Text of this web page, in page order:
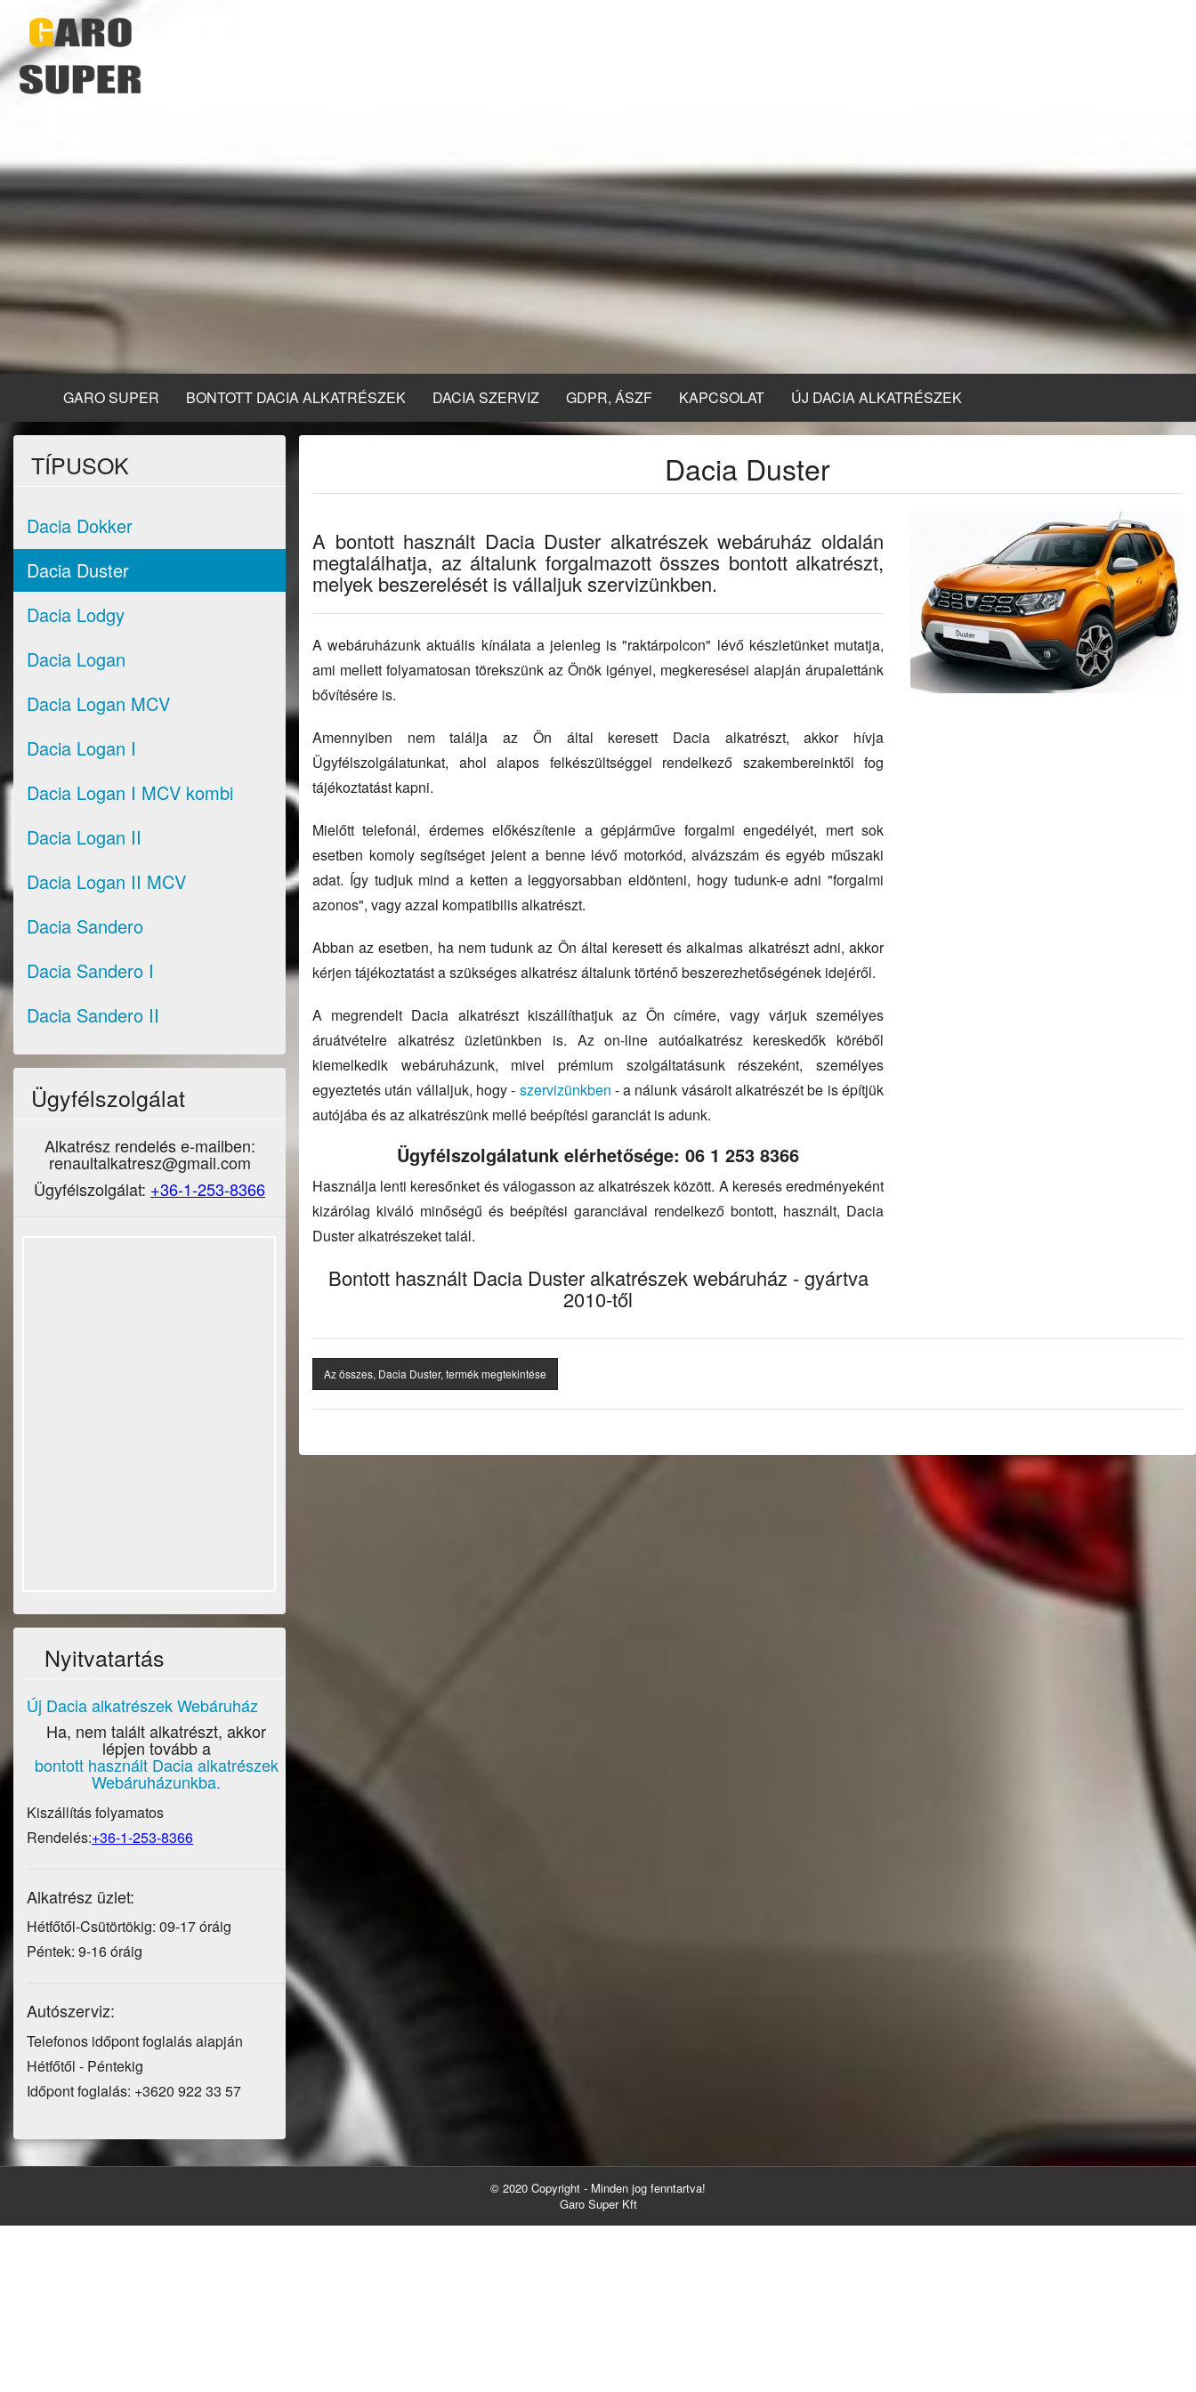
GARO SUPER BONTOTT DACIA ALKATRÉSZEK DACIA SZERVIZ GDPR, ÁSZF KAPCSOLAT ÚJ DACIA ALKATRÉSZEK
Dacia Duster
A bontott használt Dacia Duster alkatrészek webáruház oldalán
megtalálhatja, az általunk forgalmazott összes bontott alkatrészt,
melyek beszerelését is vállaljuk szervizünkben.
A webáruházunk aktuális kínálata a jelenleg is "raktárpolcon" lévő készletünket mutatja,
ami mellett folyamatosan törekszünk az Önök igényei, megkeresései alapján árupalettánk
bővítésére is.
Amennyiben nem találja az Ön által keresett Dacia alkatrészt, akkor hívja
Ügyfélszolgálatunkat, ahol alapos felkészültséggel rendelkező szakembereinktől fog
tájékoztatást kapni.
Mielőtt telefonál, érdemes előkészítenie a gépjárműve forgalmi engedélyét, mert sok
esetben komoly segítséget jelent a benne lévő motorkód, alvázszám és egyéb műszaki
adat. Így tudjuk mind a ketten a leggyorsabban eldönteni, hogy tudunk-e adni "forgalmi
azonos", vagy azzal kompatibilis alkatrészt.
Abban az esetben, ha nem tudunk az Ön által keresett és alkalmas alkatrészt adni, akkor
kérjen tájékoztatást a szükséges alkatrész általunk történő beszerezhetőségének idejéről.
A megrendelt Dacia alkatrészt kiszállíthatjuk az Ön címére, vagy várjuk személyes
áruátvételre alkatrész üzletünkben is. Az on-line autóalkatrész kereskedők köréből
kiemelkedik webáruházunk, mivel prémium szolgáltatásunk részeként, személyes
egyeztetés után vállaljuk, hogy - szervizünkben - a nálunk vásárolt alkatrészét be is építjük
autójába és az alkatrészünk mellé beépítési garanciát is adunk.
Ügyfélszolgálatunk elérhetősége: 06 1 253 8366
Használja lenti keresőnket és válogasson az alkatrészek között. A keresés eredményeként
kizárólag kiváló minőségű és beépítési garanciával rendelkező bontott, használt, Dacia
Duster alkatrészeket talál.
Bontott használt Dacia Duster alkatrészek webáruház - gyártva
2010-től
Az összes, Dacia Duster, termék megtekintése
TÍPUSOK
Dacia Dokker
Dacia Duster
Dacia Lodgy
Dacia Logan
Dacia Logan MCV
Dacia Logan I
Dacia Logan I MCV kombi
Dacia Logan II
Dacia Logan II MCV
Dacia Sandero
Dacia Sandero I
Dacia Sandero II
Ügyfélszolgálat
Alkatrész rendelés e-mailben:
renaultalkatresz@gmail.com
Ügyfélszolgálat: +36-1-253-8366
Nyitvatartás
Új Dacia alkatrészek Webáruház
Ha, nem talált alkatrészt, akkor
lépjen tovább a
bontott használt Dacia alkatrészek
Webáruházunkba.
Kiszállítás folyamatos
Rendelés:+36-1-253-8366
Alkatrész üzlet:
Hétfőtől-Csütörtökig: 09-17 óráig
Péntek: 9-16 óráig
Autószerviz:
Telefonos időpont foglalás alapján
Hétfőtől - Péntekig
Időpont foglalás: +3620 922 33 57
© 2020 Copyright - Minden jog fenntartva!
Garo Super Kft